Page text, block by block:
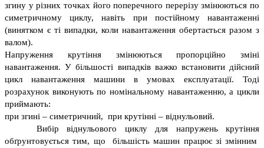
згину у різних точках його поперечного перерізу змінюються по
симетричному циклу, навіть при постійному навантаженні
(винятком є ті випадки, коли навантаження обертається разом з
валом).
Напруження крутіння змінюються пропорційно зміні
навантаження. У більшості випадків важко встановити дійсний
цикл навантаження машини в умовах експлуатації. Тоді
розрахунок виконують по номінальному навантаженню, а цикли
приймають:
при згині – симетричний, при крутінні – віднульовий.
Вибір віднульового циклу для напружень крутіння
обґрунтовується тим, що більшість машин працює зі змінним